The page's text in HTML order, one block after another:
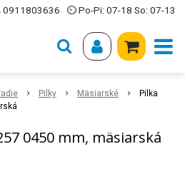
0911803636 ⏲ Po-Pi: 07-18 So: 07-13
Pilky Mäsiarské
Pilka
0450 mm, mäsiarská